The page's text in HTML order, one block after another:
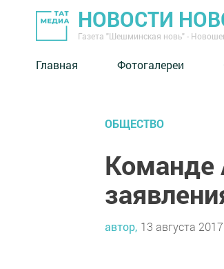
НОВОСТИ
Газета "Шешминская новь" -
Главная Фотогалереи
ОБЩЕСТВО
Команде
автор, 13 августа